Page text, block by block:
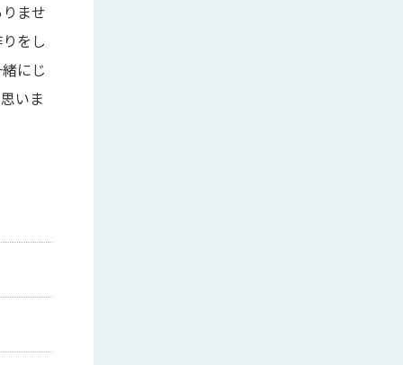
ませ
をし
にじ
いま